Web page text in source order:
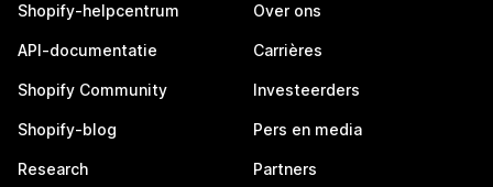
Shopify-helpcentrum
API-documentatie
Shopify Community
Shopify-blog
Research
Over ons
Carrières
Investeerders
Pers en media
Partners